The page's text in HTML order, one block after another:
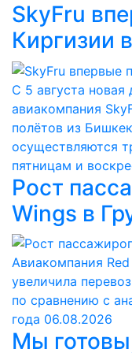
SkyFru
Киргизии
С 5 августа новая
авиакомпания
полётов из
осуществляются
пятницам и
Рост
Wings в
Авиакомпания
увеличила
по сравнению с
года 06.08.2026
Мы